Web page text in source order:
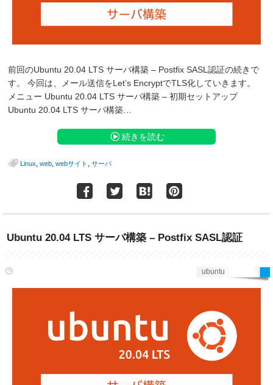
前回のUbuntu 20.04 LTS サーバ構築 – Postfix SASL認証の続きで
す。 今回は、メール送信をLet’s EncryptでTLS化していきます。
メニュー Ubuntu 20.04 LTS サーバ構築 – 初期セットアップ
Ubuntu 20.04 LTS サーバ構築…
続きを読む
Linux, web, webサイト , サーバ
Ubuntu 20.04 LTS サーバ構築 – Postfix SASL認証
ubuntu